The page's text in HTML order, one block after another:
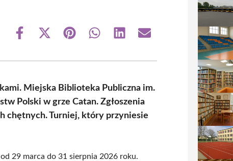
Share
Share
(Twitter)
Share Share Share Share
Miejska Biblioteka Publiczna im.
Polski w grze Catan. Zgłoszenia
chętnych. Turniej, który przyniesie
29 marca do 31 sierpnia 2026 roku.